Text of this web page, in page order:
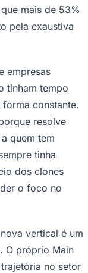
mais de 53%
pela exaustiva
empresas
tinham tempo
constante.
resolve
quem tem
tinha
dos clones
o foco no
vertical é um
O próprio Main
no setor